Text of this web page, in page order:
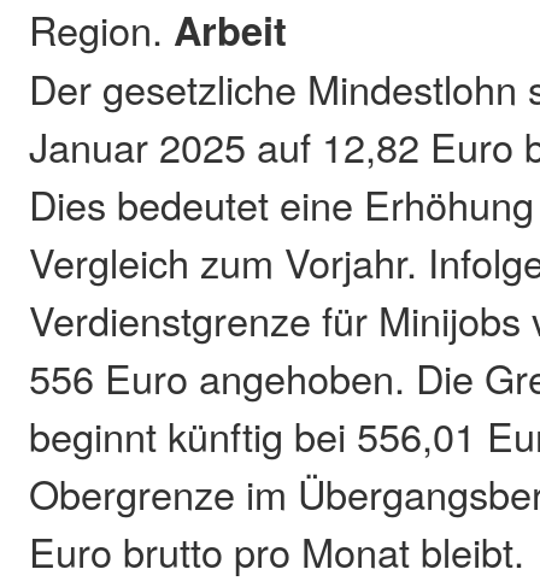
Region. Arbeit
Der gesetzliche Mindestlohn
Januar 2025 auf 12,82 Euro
Dies bedeutet eine
Vergleich zum Vorjahr.
Verdienstgrenze für
556 Euro angehoben. Die
beginnt künftig bei 556,01
Obergrenze im
Euro brutto pro Monat bleibt.